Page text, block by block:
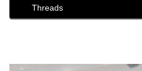
Threads